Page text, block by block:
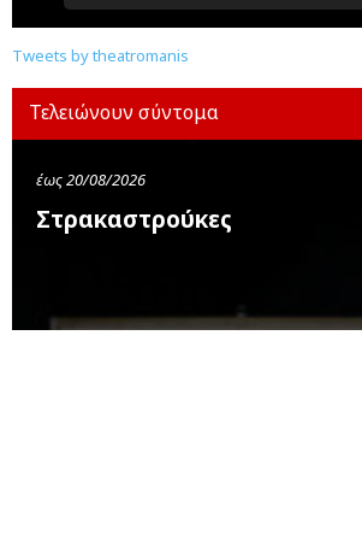
Tweets by theatromanis
Τελειώνουν σύντομα
έως 20/08/2026
Στρακαστρούκες